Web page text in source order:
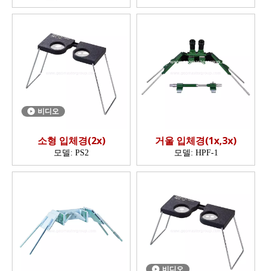
비디오
소형 입체경(2x)
모델: PS2
거울 입체경(1x,3x)
모델: HPF-1
비디오